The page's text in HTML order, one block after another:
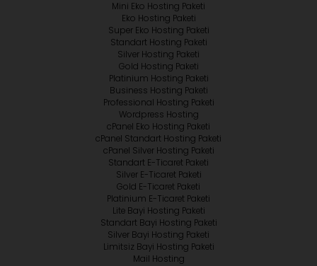
Mini Eko Hosting Paketi
Eko Hosting Paketi
Super Eko Hosting Paketi
Standart Hosting Paketi
Silver Hosting Paketi
Gold Hosting Paketi
Platinium Hosting Paketi
Business Hosting Paketi
Professional Hosting Paketi
Wordpress Hosting
cPanel Eko Hosting Paketi
cPanel Standart Hosting Paketi
cPanel Silver Hosting Paketi
Standart E-Ticaret Paketi
Silver E-Ticaret Paketi
Gold E-Ticaret Paketi
Platinium E-Ticaret Paketi
Lite Bayi Hosting Paketi
Standart Bayi Hosting Paketi
Silver Bayi Hosting Paketi
Limitsiz Bayi Hosting Paketi
Mail Hosting